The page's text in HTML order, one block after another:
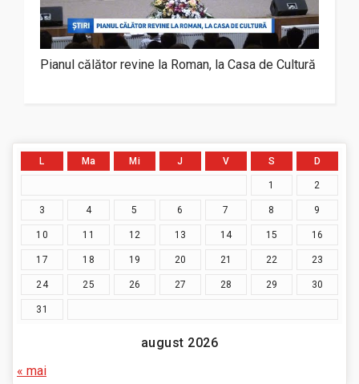
Pianul călător revine la Roman, la Casa de Cultură
august 2026
L Ma Mi J V S D
1 2
3 4 5 6 7 8 9
10 11 12 13 14 15 16
17 18 19 20 21 22 23
24 25 26 27 28 29 30
31
« mai